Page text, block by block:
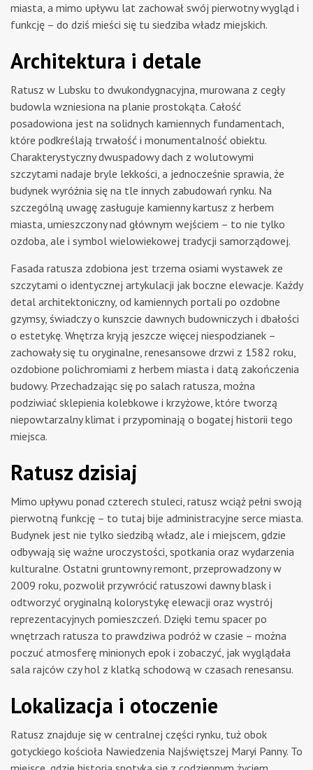
miasta, a mimo upływu lat zachował swój pierwotny wygląd i
funkcję – do dziś mieści się tu siedziba władz miejskich.
Architektura i detale
Ratusz w Lubsku to dwukondygnacyjna, murowana z cegły
budowla wzniesiona na planie prostokąta. Całość
posadowiona jest na solidnych kamiennych fundamentach,
które podkreślają trwałość i monumentalność obiektu.
Charakterystyczny dwuspadowy dach z wolutowymi
szczytami nadaje bryle lekkości, a jednocześnie sprawia, że
budynek wyróżnia się na tle innych zabudowań rynku. Na
szczególną uwagę zasługuje kamienny kartusz z herbem
miasta, umieszczony nad głównym wejściem – to nie tylko
ozdoba, ale i symbol wielowiekowej tradycji samorządowej.
Fasada ratusza zdobiona jest trzema osiami wystawek ze
szczytami o identycznej artykulacji jak boczne elewacje. Każdy
detal architektoniczny, od kamiennych portali po ozdobne
gzymsy, świadczy o kunszcie dawnych budowniczych i dbałości
o estetykę. Wnętrza kryją jeszcze więcej niespodzianek –
zachowały się tu oryginalne, renesansowe drzwi z 1582 roku,
ozdobione polichromiami z herbem miasta i datą zakończenia
budowy. Przechadzając się po salach ratusza, można
podziwiać sklepienia kolebkowe i krzyżowe, które tworzą
niepowtarzalny klimat i przypominają o bogatej historii tego
miejsca.
Ratusz dzisiaj
Mimo upływu ponad czterech stuleci, ratusz wciąż pełni swoją
pierwotną funkcję – to tutaj bije administracyjne serce miasta.
Budynek jest nie tylko siedzibą władz, ale i miejscem, gdzie
odbywają się ważne uroczystości, spotkania oraz wydarzenia
kulturalne. Ostatni gruntowny remont, przeprowadzony w
2009 roku, pozwolił przywrócić ratuszowi dawny blask i
odtworzyć oryginalną kolorystykę elewacji oraz wystrój
reprezentacyjnych pomieszczeń. Dzięki temu spacer po
wnętrzach ratusza to prawdziwa podróż w czasie – można
poczuć atmosferę minionych epok i zobaczyć, jak wyglądała
sala rajców czy hol z klatką schodową w czasach renesansu.
Lokalizacja i otoczenie
Ratusz znajduje się w centralnej części rynku, tuż obok
gotyckiego kościoła Nawiedzenia Najświętszej Maryi Panny. To